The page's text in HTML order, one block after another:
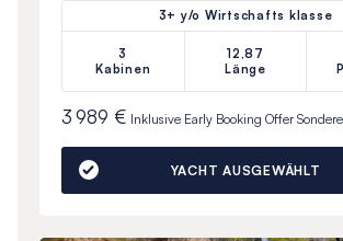
3+ y/o Wirtschafts klasse
3
Kabinen
12,87
Länge
3 989 € Inklusive Early Booking Offer
YACHT AUSGEWÄHLT